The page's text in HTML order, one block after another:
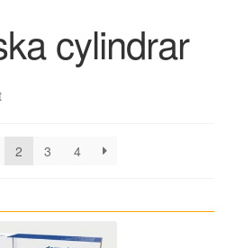
cylindrar
Sortera
senaste
2 3 4